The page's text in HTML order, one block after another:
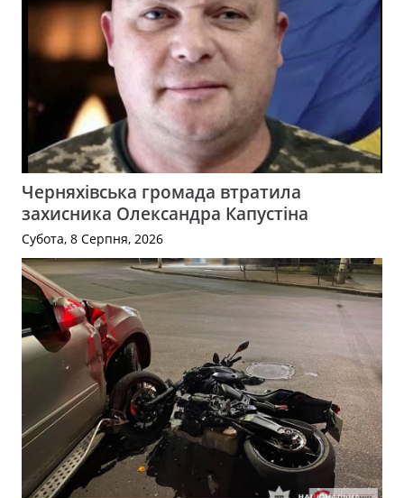
Черняхівська громада втратила
захисника Олександра Капустіна
Субота, 8 Серпня, 2026